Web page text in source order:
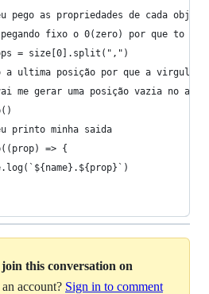
pego as propriedades de cada
fixo o 0(zero) por que to
= size[0].split(",")
a ultima posição por que a virgula
me gerar uma posição vazia no
printo minha saida
=> {
this conversation on
account? Sign in to comment